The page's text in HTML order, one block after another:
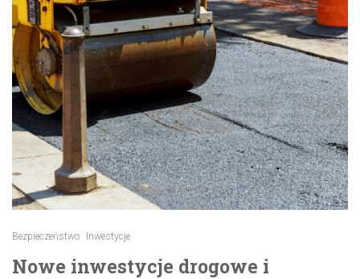
Bezpieczeństwo Inwestycje
Nowe inwestycje drogowe i